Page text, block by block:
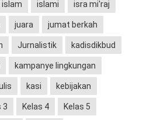
islam islami isra mi'raj
juara jumat berkah
Jurnalistik kadisdikbud
kampanye lingkungan
kasi kebijakan
3 Kelas 4 Kelas 5